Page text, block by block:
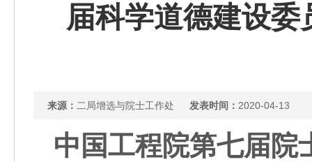
届科学道德建设
来源： 二局增选与院士工作处 发表时间： 2020-04-13
中国工程院第七届院